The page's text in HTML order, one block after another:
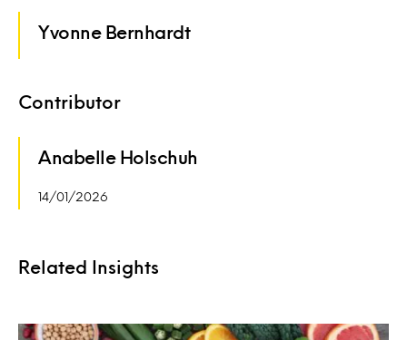
Yvonne Bernhardt
Contributor
Anabelle Holschuh
14/01/2026
Related Insights